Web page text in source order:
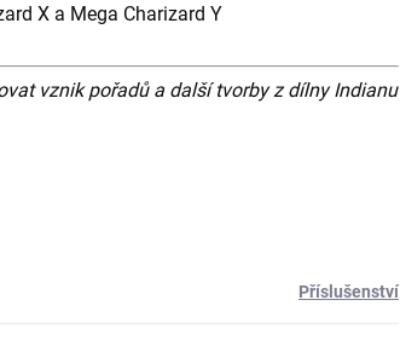
X a Mega Charizard Y
vznik pořadů a další tvorby z dílny Indianu
Příslušenství